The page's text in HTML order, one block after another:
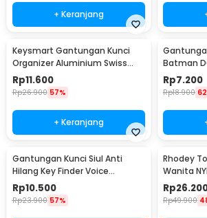
+ Keranjang
Keysmart Gantungan Kunci
Organizer Aluminium Swiss
Army Style Size L
Rp11.600
Rp26.900 57%
+ Keranjang
Batman
Stainless
Rp7.200
Rp18.900
Gantungan Kunci Siul Anti
Hilang Key Finder Voice
Induction LED - YY-315
Rp10.500
Rp23.900 57%
Rhodey
Wanita
Polyester
Rp
Rp49.900